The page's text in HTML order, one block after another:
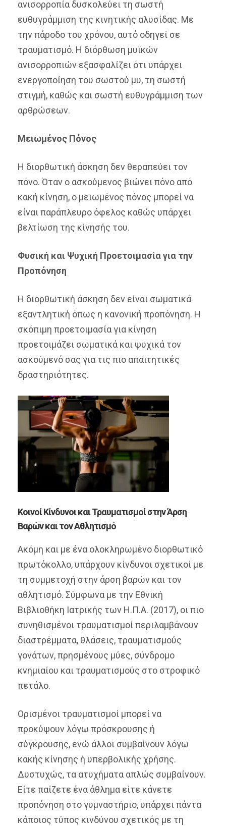
ανισορροπία δυσκολεύει τη σωστή
ευθυγράμμιση της κινητικής αλυσίδας. Με
την πάροδο του χρόνου, αυτό οδηγεί σε
τραυματισμό. Η διόρθωση μυϊκών
ανισορροπιών εξασφαλίζει ότι υπάρχει
ενεργοποίηση του σωστού μυ, τη σωστή
στιγμή, καθώς και σωστή ευθυγράμμιση των
αρθρώσεων.
Μειωμένος Πόνος
Η διορθωτική άσκηση δεν θεραπεύει τον
πόνο. Όταν ο ασκούμενος βιώνει πόνο από
κακή κίνηση, ο μειωμένος πόνος μπορεί να
είναι παράπλευρο όφελος καθώς υπάρχει
βελτίωση της κίνησής του.
Φυσική και Ψυχική Προετοιμασία για την
Προπόνηση
Η διορθωτική άσκηση δεν είναι σωματικά
εξαντλητική όπως η κανονική προπόνηση. Η
σκόπιμη προετοιμασία για κίνηση
προετοιμάζει σωματικά και ψυχικά τον
ασκούμενό σας για τις πιο απαιτητικές
δραστηριότητες.
Κοινοί Κίνδυνοι και Τραυματισμοί στην Άρση
Βαρών και τον Αθλητισμό
Ακόμη και με ένα ολοκληρωμένο διορθωτικό
πρωτόκολλο, υπάρχουν κίνδυνοι σχετικοί με
τη συμμετοχή στην άρση βαρών και τον
αθλητισμό. Σύμφωνα με την Εθνική
Βιβλιοθήκη Ιατρικής των Η.Π.Α. (2017), οι πιο
συνηθισμένοι τραυματισμοί περιλαμβάνουν
διαστρέμματα, θλάσεις, τραυματισμούς
γονάτων, πρησμένους μύες, σύνδρομο
κνημιαίου και τραυματισμούς στο στροφικό
πετάλο.
Ορισμένοι τραυματισμοί μπορεί να
προκύψουν λόγω πρόσκρουσης ή
σύγκρουσης, ενώ άλλοι συμβαίνουν λόγω
κακής κίνησης ή υπερβολικής χρήσης.
Δυστυχώς, τα ατυχήματα απλώς συμβαίνουν.
Είτε παίζετε ένα άθλημα είτε κάνετε
προπόνηση στο γυμναστήριο, υπάρχει πάντα
κάποιος τύπος κινδύνου σχετικός με τη